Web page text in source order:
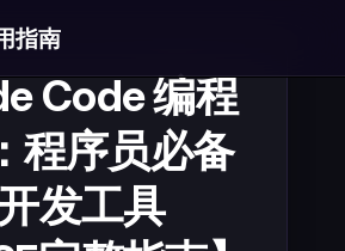
指南
Code 编程
程序员必备
发工具